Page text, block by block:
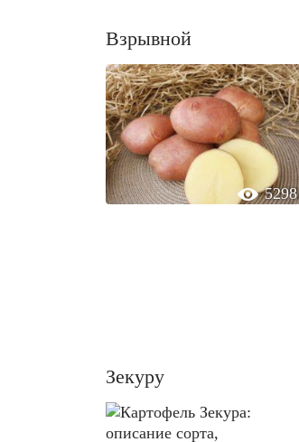
Взрывной
5298
Зекуру